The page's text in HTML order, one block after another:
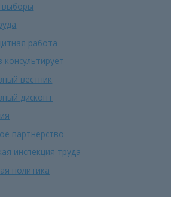
работа
вестник
дисконт
партнерство
инспекция труда
политика